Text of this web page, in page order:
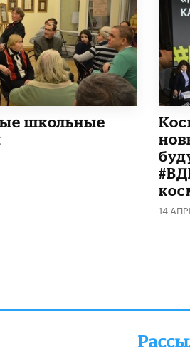
школьные
14